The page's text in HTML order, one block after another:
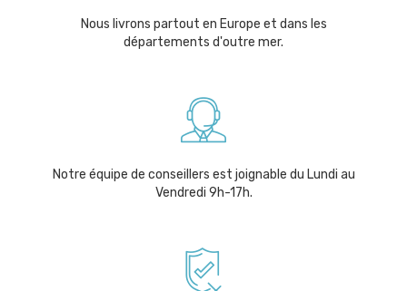
Nous livrons partout en Europe et dans les
départements d'outre mer.
Notre équipe de conseillers est joignable du Lundi au
Vendredi 9h-17h.